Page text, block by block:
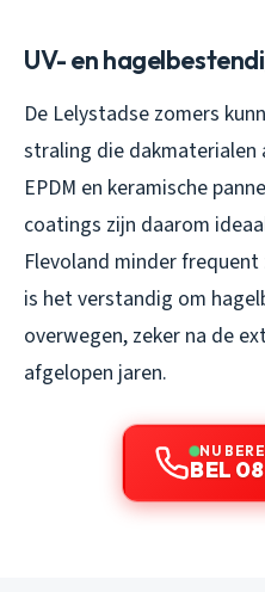
UV- en
De Lelystadse zomers
straling die dakmaterialen
EPDM en keramische
coatings zijn daarom
Flevoland minder
is het verstandig om
overwegen, zeker na de
afgelopen jaren.
NU
BEL